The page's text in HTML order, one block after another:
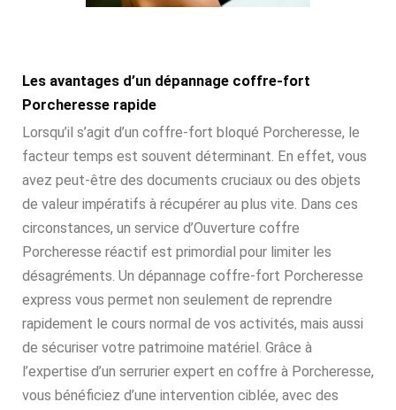
Les avantages d’un dépannage coffre-fort
Porcheresse rapide
Lorsqu’il s’agit d’un coffre-fort bloqué Porcheresse, le
facteur temps est souvent déterminant. En effet, vous
avez peut-être des documents cruciaux ou des objets
de valeur impératifs à récupérer au plus vite. Dans ces
circonstances, un service d’Ouverture coffre
Porcheresse réactif est primordial pour limiter les
désagréments. Un dépannage coffre-fort Porcheresse
express vous permet non seulement de reprendre
rapidement le cours normal de vos activités, mais aussi
de sécuriser votre patrimoine matériel. Grâce à
l’expertise d’un serrurier expert en coffre à Porcheresse,
vous bénéficiez d’une intervention ciblée, avec des